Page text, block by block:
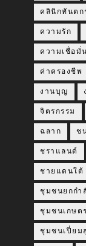
คลินิกทันตก
ความรัก
ความเชื่อมั่น
ค่าครองชีพ
งานบุญ
จิตรกรรม
ฉลาก ช
ชราแลนด์
ชายแดนใต้
ชุมชนยกกำ
ชุมชนเกษต
ชุมชนเปี่ยม